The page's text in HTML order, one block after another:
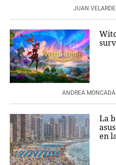
JUAN VELARDE
ANDREA MONCADA
La
en